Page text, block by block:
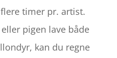
timer pr. artist.
pigen lave både
kan du regne